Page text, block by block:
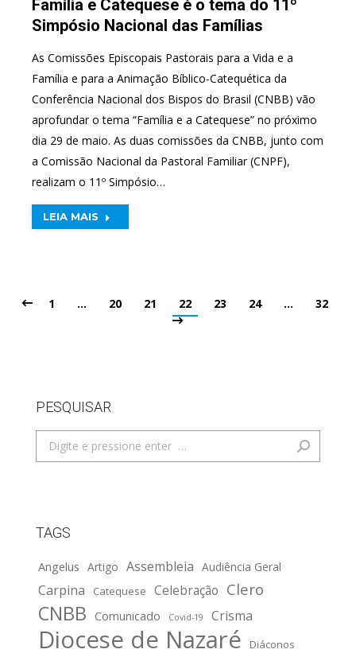
Família e Catequese é o tema do 11º
Simpósio Nacional das Famílias
As Comissões Episcopais Pastorais para a Vida e a
Família e para a Animação Bíblico-Catequética da
Conferência Nacional dos Bispos do Brasil (CNBB) vão
aprofundar o tema “Família e a Catequese” no próximo
dia 29 de maio. As duas comissões da CNBB, junto com
a Comissão Nacional da Pastoral Familiar (CNPF),
realizam o 11º Simpósio…
LEIA MAIS
1 … 20 21 22 23 24 … 32
PESQUISAR
Search:
TAGS
Angelus Artigo Assembleia Audiência Geral
Carpina Catequese Celebração Clero
CNBB Comunicado Covid-19 Crisma
Diocese de Nazaré
Diáconos